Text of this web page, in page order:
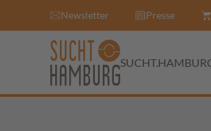
Newsletter Presse